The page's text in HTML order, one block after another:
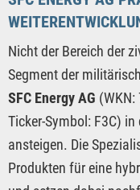
Nicht der Bereich der
Segment der
SFC Energy AG (WKN:
Ticker-Symbol: F3C)
ansteigen. Die
Produkten für eine